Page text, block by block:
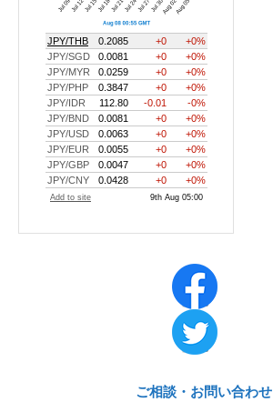
ご相談・お問い合わせ